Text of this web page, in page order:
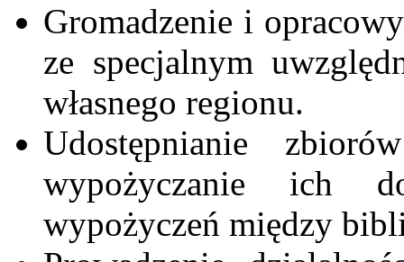
Gromadzenie i
ze specjalnym
własnego regionu.
Udostępnianie
wypożyczanie ich
wypożyczeń między